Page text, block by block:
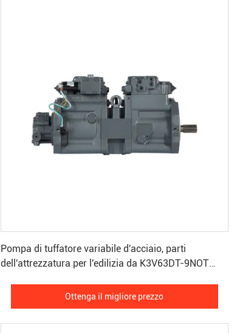
Pompa di tuffatore variabile d'acciaio, parti
dell'attrezzatura per l'edilizia da K3V63DT-9NOT
Ottenga il migliore prezzo